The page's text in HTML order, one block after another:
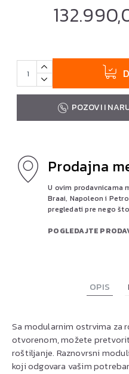
POZOVI I
Prodajna
U ovim prodavnicama
Braai, Napoleon i
pregledati pre nego
POGLEDAJTE
OPIS
Sa modularnim ostrvima za
otvorenom, možete
roštiljanje. Raznovrsni
koji odgovara vašim